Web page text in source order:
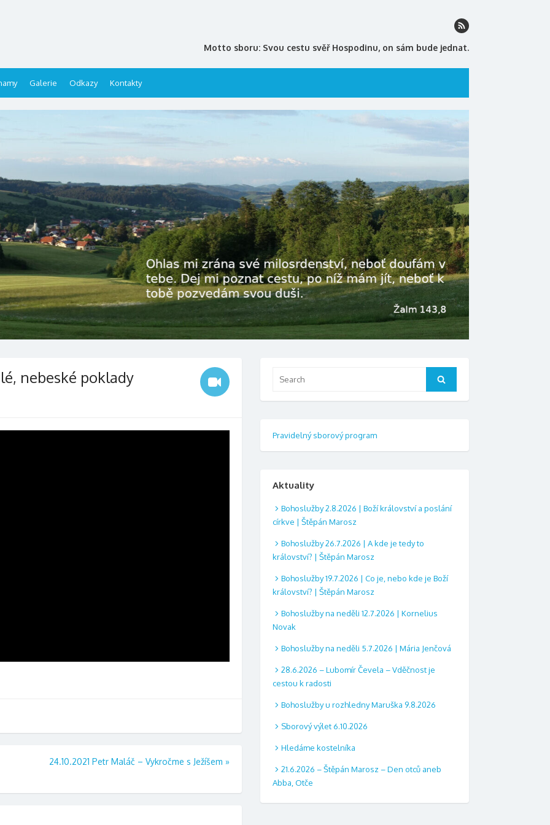
Motto sboru: Svou cestu svěř Hospodinu, on sám bude jednat.
Galerie Odkazy Kontakty
nebeské poklady
24.10.2021 Petr Maláč – Vykročme s Ježíšem »
Search
Pravidelný sborový program
Aktuality
Bohoslužby 2.8.2026 | Boží království a poslání
církve | Štěpán Marosz
Bohoslužby 26.7.2026 | A kde je tedy to
království? | Štěpán Marosz
Bohoslužby 19.7.2026 | Co je, nebo kde je Boží
království? | Štěpán Marosz
Bohoslužby na neděli 12.7.2026 | Kornelius
Novak
Bohoslužby na neděli 5.7.2026 | Mária Jenčová
28.6.2026 – Lubomír Čevela – Vděčnost je
cestou k radosti
Bohoslužby u rozhledny Maruška 9.8.2026
Sborový výlet 6.10.2026
Hledáme kostelníka
21.6.2026 – Štěpán Marosz – Den otců aneb
Abba, Otče